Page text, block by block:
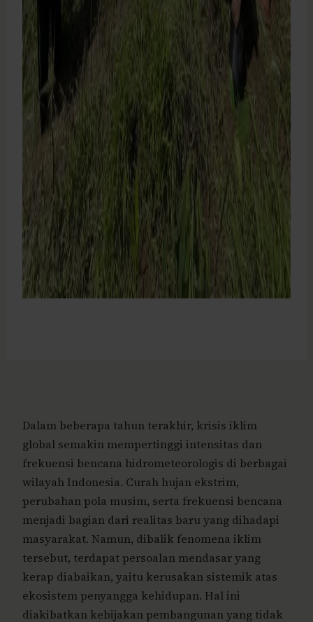
Dalam beberapa tahun terakhir, krisis iklim
global semakin mempertinggi intensitas dan
frekuensi bencana hidrometeorologis di berbagai
wilayah Indonesia. Curah hujan ekstrim,
perubahan pola musim, serta frekuensi bencana
menjadi bagian dari realitas baru yang dihadapi
masyarakat. Namun, dibalik fenomena iklim
tersebut, terdapat persoalan mendasar yang
kerap diabaikan, yaitu kerusakan sistemik atas
ekosistem penyangga kehidupan. Hal ini
diakibatkan kebijakan pembangunan yang tidak